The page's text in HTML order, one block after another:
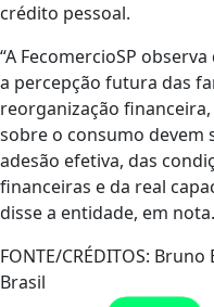
crédito pessoal.
“A FecomercioSP
a percepção futura das
reorganização
sobre o consumo devem
adesão efetiva, das
financeiras e da real
disse a entidade, em nota.
FONTE/CRÉDITOS: Bruno
Brasil